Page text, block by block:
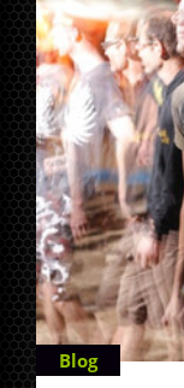
Blog